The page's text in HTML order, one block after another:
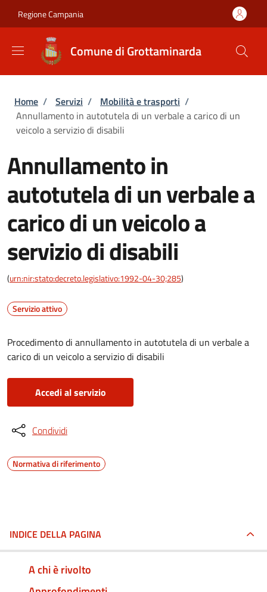
Regione Campania
Comune di Grottaminarda
Briciole di pane
Home / Servizi / Mobilità e trasporti /
Annullamento in autotutela di un verbale a carico di un
veicolo a servizio di disabili
Annullamento in
autotutela di un verbale a
carico di un veicolo a
servizio di disabili
(urn:nir:stato:decreto.legislativo:1992-04-30;285)
Servizio attivo
Procedimento di annullamento in autotutela di un verbale a
carico di un veicolo a servizio di disabili
Accedi al servizio
Condividi
Normativa di riferimento
INDICE DELLA PAGINA
A chi è rivolto